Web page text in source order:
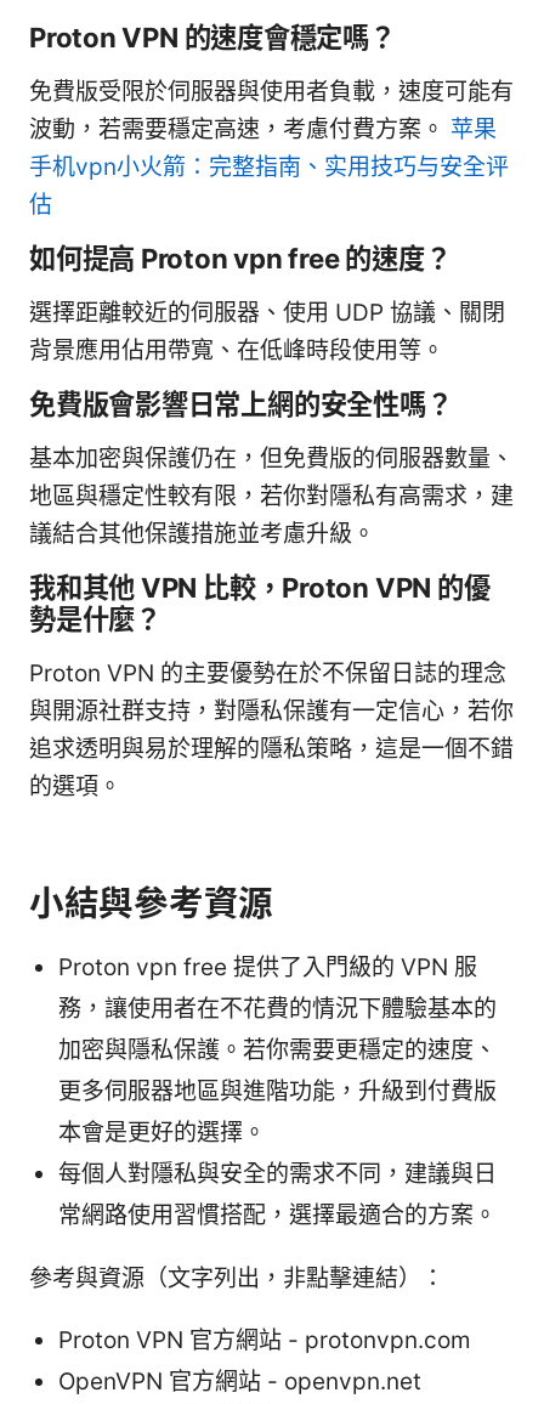
Proton VPN 的速度會穩定嗎？
免費版受限於伺服器與使用者負載，速度可能有
波動，若需要穩定高速，考慮付費方案。 苹果
手机vpn小火箭：完整指南、实用技巧与安全评
估
如何提高 Proton vpn free 的速度？
選擇距離較近的伺服器、使用 UDP 協議、關閉
背景應用佔用帶寬、在低峰時段使用等。
免費版會影響日常上網的安全性嗎？
基本加密與保護仍在，但免費版的伺服器數量、
地區與穩定性較有限，若你對隱私有高需求，建
議結合其他保護措施並考慮升級。
我和其他 VPN 比較，Proton VPN 的優
勢是什麼？
Proton VPN 的主要優勢在於不保留日誌的理念
與開源社群支持，對隱私保護有一定信心，若你
追求透明與易於理解的隱私策略，這是一個不錯
的選項。
小結與參考資源
Proton vpn free 提供了入門級的 VPN 服
務，讓使用者在不花費的情況下體驗基本的
加密與隱私保護。若你需要更穩定的速度、
更多伺服器地區與進階功能，升級到付費版
本會是更好的選擇。
每個人對隱私與安全的需求不同，建議與日
常網路使用習慣搭配，選擇最適合的方案。
參考與資源（文字列出，非點擊連結）：
Proton VPN 官方網站 - protonvpn.com
OpenVPN 官方網站 - openvpn.net